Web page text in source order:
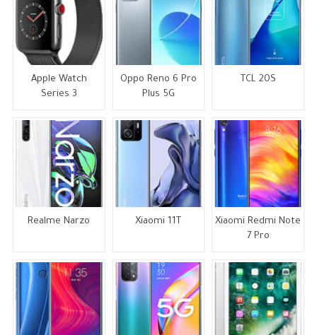
Apple Watch
Series 3
Oppo Reno 6 Pro
Plus 5G
TCL 20S
Realme Narzo Xiaomi 11T
Xiaomi Redmi Note
7 Pro